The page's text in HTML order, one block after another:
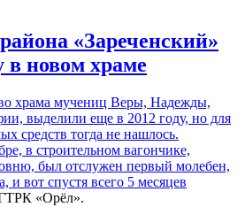
«Зареченский»
в новом храме
храма мучениц Веры, Надежды,
выделили еще в 2012 году, но для
средств тогда не нашлось.
в строительном вагончике,
был отслужен первый молебен,
и вот спустя всего 5 месяцев
«Орёл».